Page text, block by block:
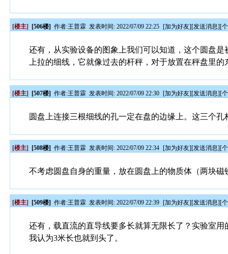
[楼主] [506楼] 作者:王普霖 发表时间: 2022/07/09 22:25 [加为好友][发送消息][
还有，从实验设备的图象上我们可以知道，这个圆盘
上拉的细线，它就像过去的杆秤，对于放置在秤盘里
[楼主] [507楼] 作者:王普霖 发表时间: 2022/07/09 22:30 [加为好友][发送消息][
圆盘上连接三根细线的孔一定在盘的边缘上。这三个
[楼主] [508楼] 作者:王普霖 发表时间: 2022/07/09 22:34 [加为好友][发送消息][
不考虑圆盘自身的重量，放在圆盘上的物质体（两块
[楼主] [509楼] 作者:王普霖 发表时间: 2022/07/09 22:39 [加为好友][发送消息][
还有，载直流的直导线要多长就算无限长了？实验室
我认为3米长也就到头了。